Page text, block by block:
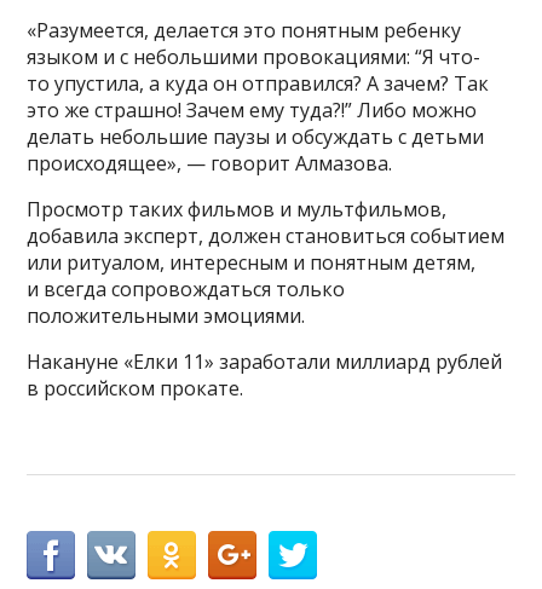
«Разумеется, делается это понятным ребенку
языком и с небольшими провокациями: “Я что-
то упустила, а куда он отправился? А зачем? Так
это же страшно! Зачем ему туда?!” Либо можно
делать небольшие паузы и обсуждать с детьми
происходящее», — говорит Алмазова.
Просмотр таких фильмов и мультфильмов,
добавила эксперт, должен становиться событием
или ритуалом, интересным и понятным детям,
и всегда сопровождаться только
положительными эмоциями.
Накануне «Елки 11» заработали миллиард рублей
в российском прокате.